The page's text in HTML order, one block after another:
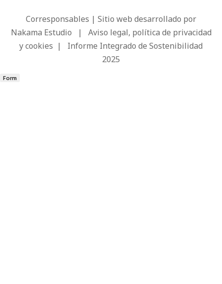
Corresponsables | Sitio web desarrollado por
Nakama Estudio | Aviso legal, política de privacidad
y cookies | Informe Integrado de Sostenibilidad
2025
Form